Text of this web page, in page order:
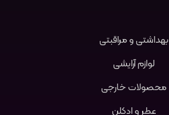
بهداشتی و مراقبتی
لوازم آرایشی
محصولات خارجی
عطر و ادکلن